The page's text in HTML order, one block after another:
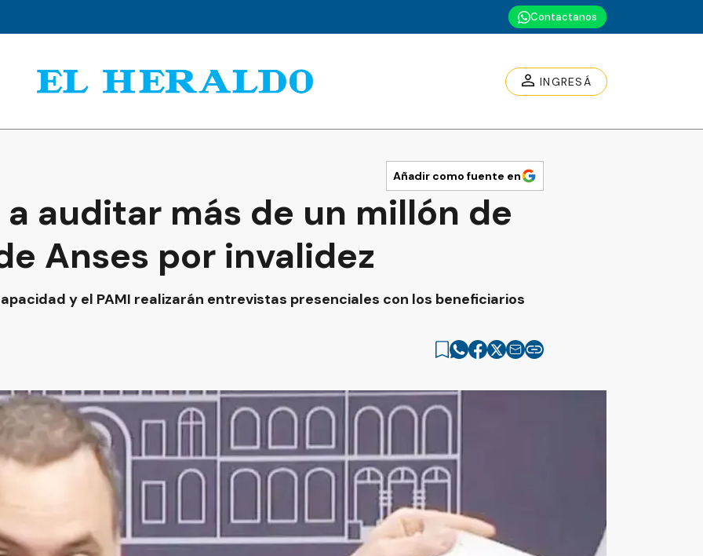
Contactanos
INGRESÁ
Añadir como fuente en
auditar más de un millón de
Anses por invalidez
y el PAMI realizarán entrevistas presenciales con los beneficiarios